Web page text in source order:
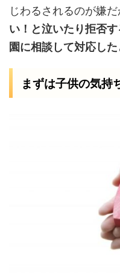
じわるされるのが嫌だ
い！と泣いたり拒否
園に相談して対応した
まずは子供の気持